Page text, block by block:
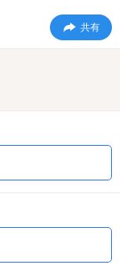
共有